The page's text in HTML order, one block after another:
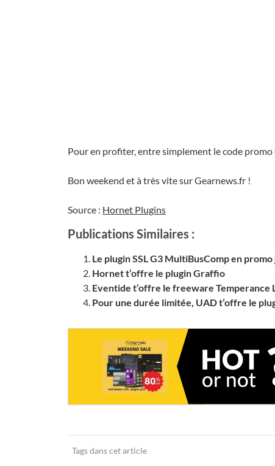
Pour en profiter, entre simplement le code promo
Bon weekend et à très vite sur Gearnews.fr !
Source : Hornet Plugins
Publications Similaires :
Le plugin SSL G3 MultiBusComp en
Hornet t’offre le plugin Graffio
Eventide t’offre le freeware Temperance
Pour une durée limitée, UAD t’offre le
Tags dans cet article